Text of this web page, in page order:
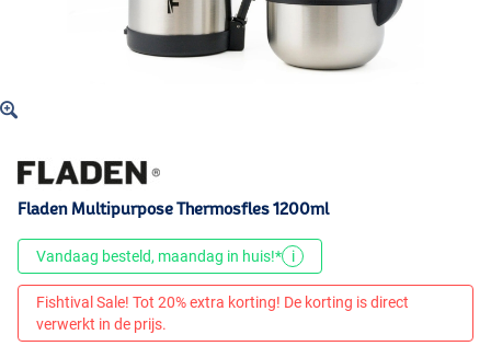
Fladen Multipurpose Thermosfles 1200ml
Vandaag besteld, maandag in huis!* i
Fishtival Sale! Tot 20% extra korting! De korting is direct
verwerkt in de prijs.